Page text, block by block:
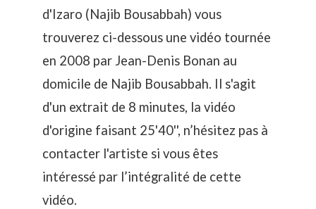
d'Izaro (Najib Bousabbah) vous
trouverez ci-dessous une vidéo tournée
en 2008 par Jean-Denis Bonan au
domicile de Najib Bousabbah. Il s'agit
d'un extrait de 8 minutes, la vidéo
d'origine faisant 25'40'', n’hésitez pas à
contacter l'artiste si vous êtes
intéressé par l’intégralité de cette
vidéo.